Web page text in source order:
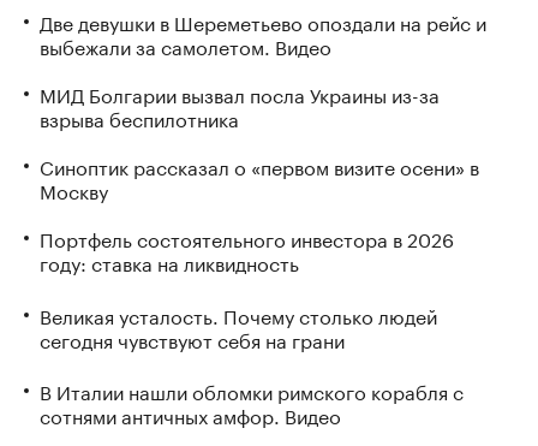
Две девушки в Шереметьево опоздали на рейс и
выбежали за самолетом. Видео
МИД Болгарии вызвал посла Украины из-за
взрыва беспилотника
Синоптик рассказал о «первом визите осени» в
Москву
Портфель состоятельного инвестора в 2026
году: ставка на ликвидность
Великая усталость. Почему столько людей
сегодня чувствуют себя на грани
В Италии нашли обломки римского корабля с
сотнями античных амфор. Видео